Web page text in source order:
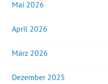
Mai 2026
April 2026
März 2026
Dezember 2025